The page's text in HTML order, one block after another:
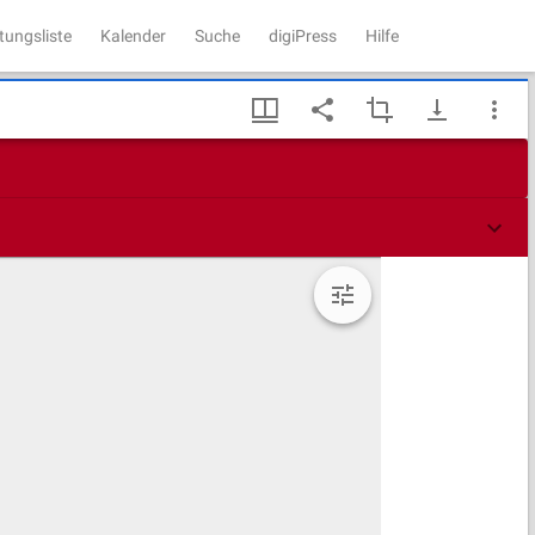
Kalender Suche digiPress Hilfe